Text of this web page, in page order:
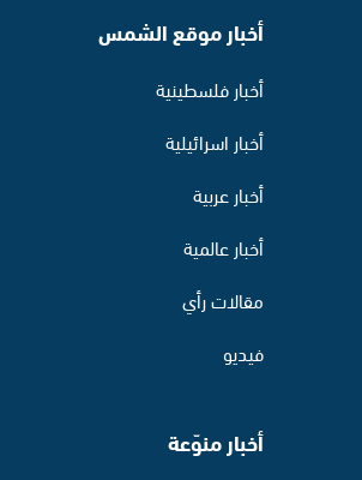
أخبار موقع الشمس
أخبار فلسطينية
أخبار اسرائيلية
أخبار عربية
أخبار عالمية
مقالات رأي
فيديو
أخبار منوّعة